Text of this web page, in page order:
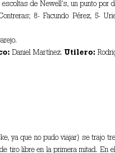
de Newell’s, un punto por
8- Facundo Pérez, 5-
Daniel Martínez. Utilero:
ya que no pudo viajar) se trajo
tiro libre en la primera mitad. En